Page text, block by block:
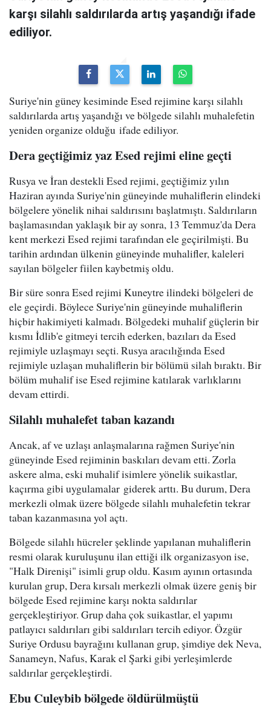
karşı silahlı saldırılarda artış yaşandığı ifade
ediliyor.
Suriye'nin güney kesiminde Esed rejimine karşı silahlı
saldırılarda artış yaşandığı ve bölgede silahlı muhalefetin
yeniden organize olduğu ifade ediliyor.
Dera geçtiğimiz yaz Esed rejimi eline geçti
Rusya ve İran destekli Esed rejimi, geçtiğimiz yılın
Haziran ayında Suriye'nin güneyinde muhaliflerin elindeki
bölgelere yönelik nihai saldırısını başlatmıştı. Saldırıların
başlamasından yaklaşık bir ay sonra, 13 Temmuz'da Dera
kent merkezi Esed rejimi tarafından ele geçirilmişti. Bu
tarihin ardından ülkenin güneyinde muhalifler, kaleleri
sayılan bölgeler fiilen kaybetmiş oldu.
Bir süre sonra Esed rejimi Kuneytre ilindeki bölgeleri de
ele geçirdi. Böylece Suriye'nin güneyinde muhaliflerin
hiçbir hakimiyeti kalmadı. Bölgedeki muhalif güçlerin bir
kısmı İdlib'e gitmeyi tercih ederken, bazıları da Esed
rejimiyle uzlaşmayı seçti. Rusya aracılığında Esed
rejimiyle uzlaşan muhaliflerin bir bölümü silah bıraktı. Bir
bölüm muhalif ise Esed rejimine katılarak varlıklarını
devam ettirdi.
Silahlı muhalefet taban kazandı
Ancak, af ve uzlaşı anlaşmalarına rağmen Suriye'nin
güneyinde Esed rejiminin baskıları devam etti. Zorla
askere alma, eski muhalif isimlere yönelik suikastlar,
kaçırma gibi uygulamalar giderek arttı. Bu durum, Dera
merkezli olmak üzere bölgede silahlı muhalefetin tekrar
taban kazanmasına yol açtı.
Bölgede silahlı hücreler şeklinde yapılanan muhaliflerin
resmi olarak kuruluşunu ilan ettiği ilk organizasyon ise,
"Halk Direnişi" isimli grup oldu. Kasım ayının ortasında
kurulan grup, Dera kırsalı merkezli olmak üzere geniş bir
bölgede Esed rejimine karşı nokta saldırılar
gerçekleştiriyor. Grup daha çok suikastlar, el yapımı
patlayıcı saldırıları gibi saldırıları tercih ediyor. Özgür
Suriye Ordusu bayrağını kullanan grup, şimdiye dek Neva,
Sanameyn, Nafus, Karak el Şarki gibi yerleşimlerde
saldırılar gerçekleştirdi.
Ebu Culeybib bölgede öldürülmüştü